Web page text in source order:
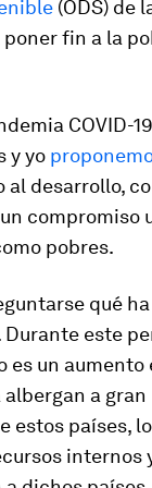
(ODS) de
fin a la
COVID-
y yo
desarrollo,
compromiso
pobres.
qué
Durante este
es un aumento
a
estos países,
internos